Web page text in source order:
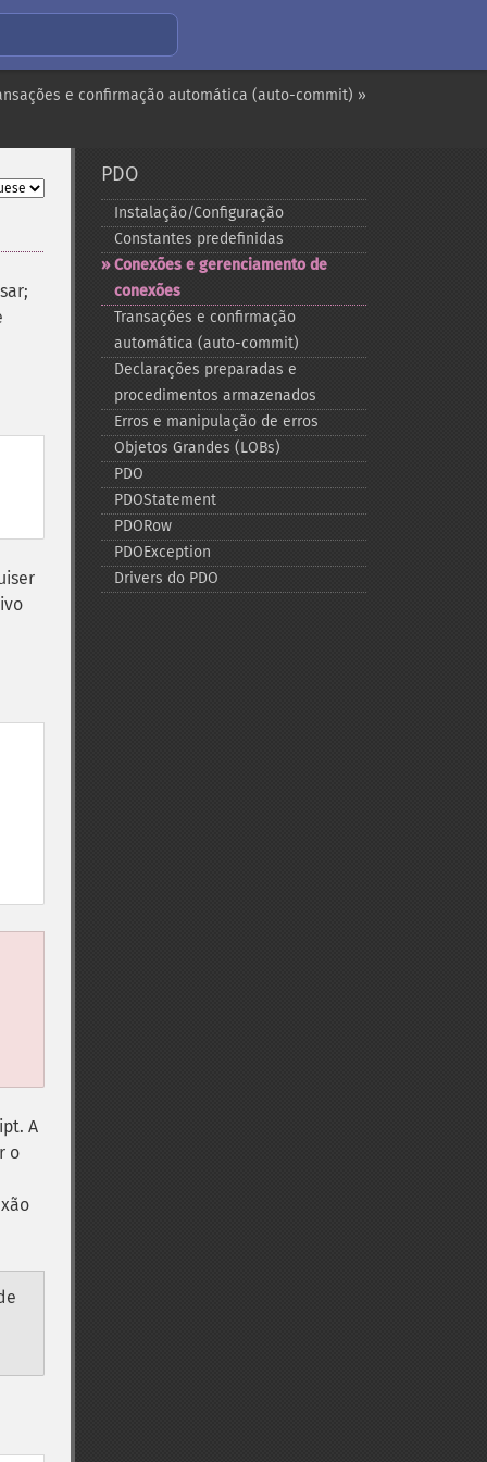
e confirmação automática (auto-commit) »
A
o
PDO
Instalação/Configuração
Constantes predefinidas
Conexões e gerenciamento de
conexões
Transações e confirmação
automática (auto-​commit)
Declarações preparadas e
procedimentos armazenados
Erros e manipulação de erros
Objetos Grandes (LOBs)
PDO
PDOStatement
PDORow
PDOException
Drivers do PDO